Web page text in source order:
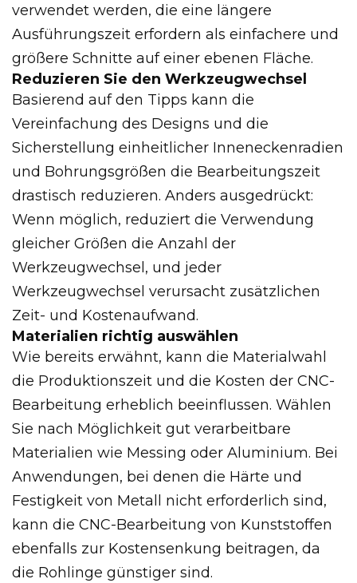
verwendet werden, die eine längere
Ausführungszeit erfordern als einfachere und
größere Schnitte auf einer ebenen Fläche.
Reduzieren Sie den Werkzeugwechsel
Basierend auf den Tipps kann die
Vereinfachung des Designs und die
Sicherstellung einheitlicher Inneneckenradien
und Bohrungsgrößen die Bearbeitungszeit
drastisch reduzieren. Anders ausgedrückt:
Wenn möglich, reduziert die Verwendung
gleicher Größen die Anzahl der
Werkzeugwechsel, und jeder
Werkzeugwechsel verursacht zusätzlichen
Zeit- und Kostenaufwand.
Materialien richtig auswählen
Wie bereits erwähnt, kann die Materialwahl
die Produktionszeit und die Kosten der CNC-
Bearbeitung erheblich beeinflussen. Wählen
Sie nach Möglichkeit gut verarbeitbare
Materialien wie Messing oder Aluminium. Bei
Anwendungen, bei denen die Härte und
Festigkeit von Metall nicht erforderlich sind,
kann die CNC-Bearbeitung von Kunststoffen
ebenfalls zur Kostensenkung beitragen, da
die Rohlinge günstiger sind.